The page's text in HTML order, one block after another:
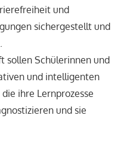
und
sichergestellt und
sollen Schülerinnen und
und intelligenten
ihre Lernprozesse
und sie